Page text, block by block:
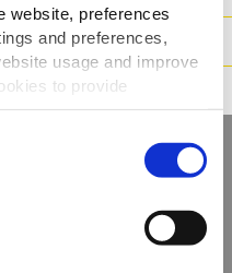
website, preferences
and preferences,
usage and improve
to provide
consent to the use of
your preferences,
below and selecting
нашата